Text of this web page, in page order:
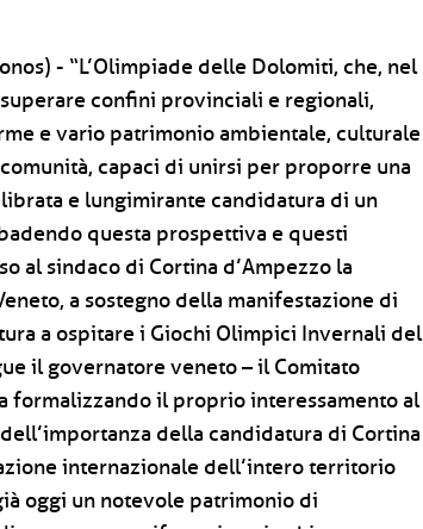
- “L’Olimpiade delle Dolomiti, che, nel
confini provinciali e regionali,
e vario patrimonio ambientale, culturale
capaci di unirsi per proporre una
e lungimirante candidatura di un
questa prospettiva e questi
al sindaco di Cortina d’Ampezzo la
a sostegno della manifestazione di
a ospitare i Giochi Olimpici Invernali del
il governatore veneto – il Comitato
formalizzando il proprio interessamento al
della candidatura di Cortina
internazionale dell’intero territorio
oggi un notevole patrimonio di